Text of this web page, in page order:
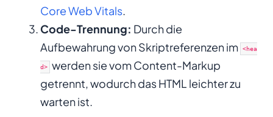
Core Web Vitals.
Code-Trennung: Durch die
Aufbewahrung von Skriptreferenzen im <hea
d> werden sie vom Content-Markup
getrennt, wodurch das HTML leichter zu
warten ist.